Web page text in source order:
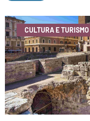
CULTURA E TURISMO